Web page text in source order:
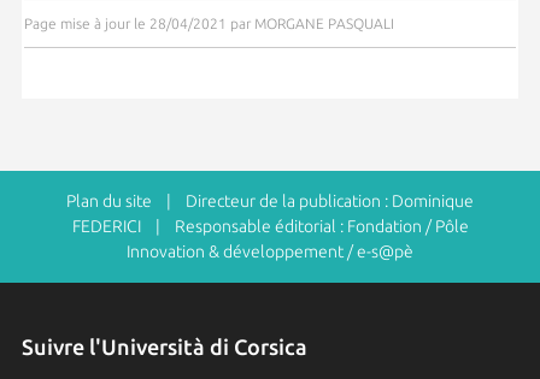
Page mise à jour le 28/04/2021 par MORGANE PASQUALI
Plan du site | Directeur de la publication : Dominique
FEDERICI | Responsable éditorial : Fondation / Pôle
Innovation & développement / e-s@pè
Suivre l'Università di Corsica